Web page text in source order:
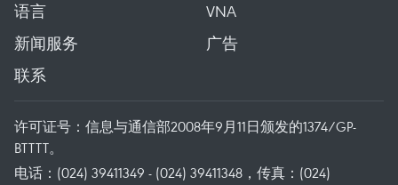
语言
VNA
新闻服务
广告
联系
许可证号：信息与通信部2008年9月11日颁发的1374/GP-
BTTTT。
电话：(024) 39411349 - (024) 39411348，传真：(024)